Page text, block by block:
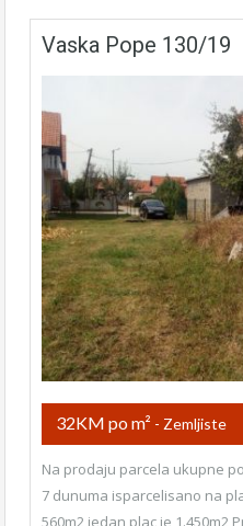
Vaska Pope 130/19
32KM po m² - Zemljiste
Na prodaju parcela ukupne
7 dunuma isparcelisano na
560m2 jedan plac je 1.450m2